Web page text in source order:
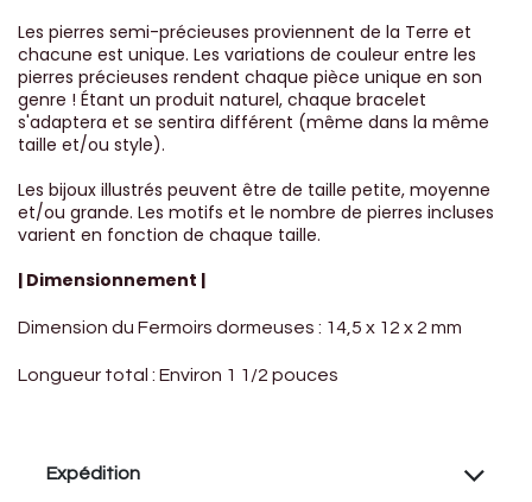
Les pierres semi-précieuses proviennent de la Terre et
chacune est unique. Les variations de couleur entre les
pierres précieuses rendent chaque pièce unique en son
genre ! Étant un produit naturel, chaque bracelet
s'adaptera et se sentira différent (même dans la même
taille et/ou style).
Les bijoux illustrés peuvent être de taille petite, moyenne
et/ou grande. Les motifs et le nombre de pierres incluses
varient en fonction de chaque taille.
| Dimensionnement |
Dimension du Fermoirs dormeuses : 14,5 x 12 x 2 mm
Longueur total : Environ 1 1/2 pouces
Expédition